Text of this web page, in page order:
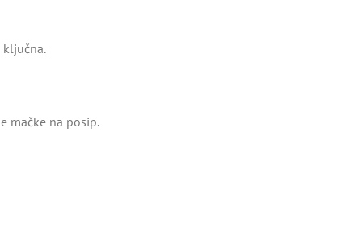
ključna.
mačke na posip.